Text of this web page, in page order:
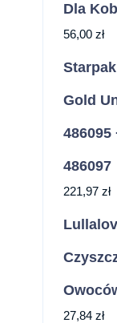
Dla
56,00 zł
Gold
486095
486097
221,97 zł
27,84 zł